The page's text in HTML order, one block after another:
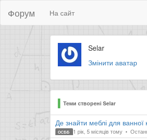
Форум На сайт
Selar
Змінити аватар
Теми створені Selar
Де знайти меблі для ванної
ОСББ 1 рік, 5 місяців тому